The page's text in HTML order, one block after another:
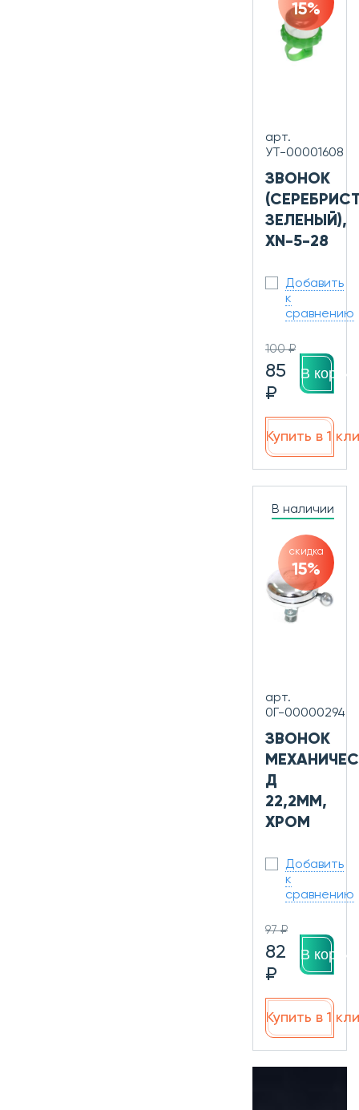
15%
арт.
УТ-00001608
ЗВОНОК
ЗЕЛЕНЫЙ),
XN-5-28
Добавить
к
сравнению
100 ₽
85
₽
В
Купить в 1
В наличии
скидка
15%
арт.
0Г-00000294
ЗВОНОК
Д
22,2ММ,
ХРОМ
Добавить
к
сравнению
97 ₽
82
₽
В
Купить в 1